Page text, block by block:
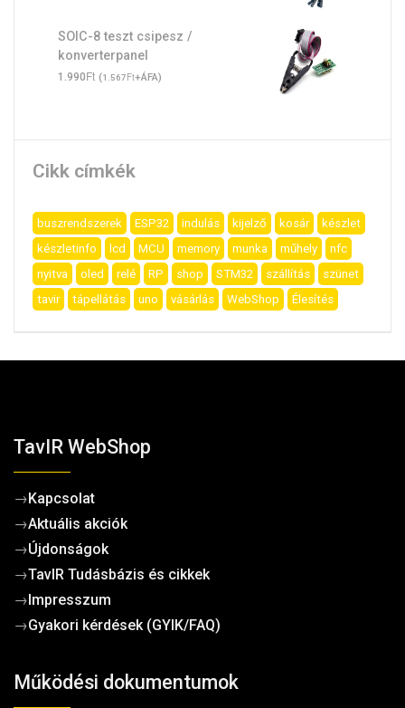
SOIC-8 teszt csipesz /
konverterpanel
1.990Ft (1.567Ft+ÁFA)
Cikk címkék
buszrendszerek ESP32 indulás kijelző kosár
készlet
készletinfo
lcd MCU memory munka műhely
nfc
nyitva
oled relé RP shop STM32 szállítás
szünet
tavir
tápellátás uno vásárlás WebShop Élesítés
TavIR WebShop
→Kapcsolat
→Aktuális akciók
→Újdonságok
→TavIR Tudásbázis és cikkek
→Impresszum
→Gyakori kérdések (GYIK/FAQ)
Működési dokumentumok